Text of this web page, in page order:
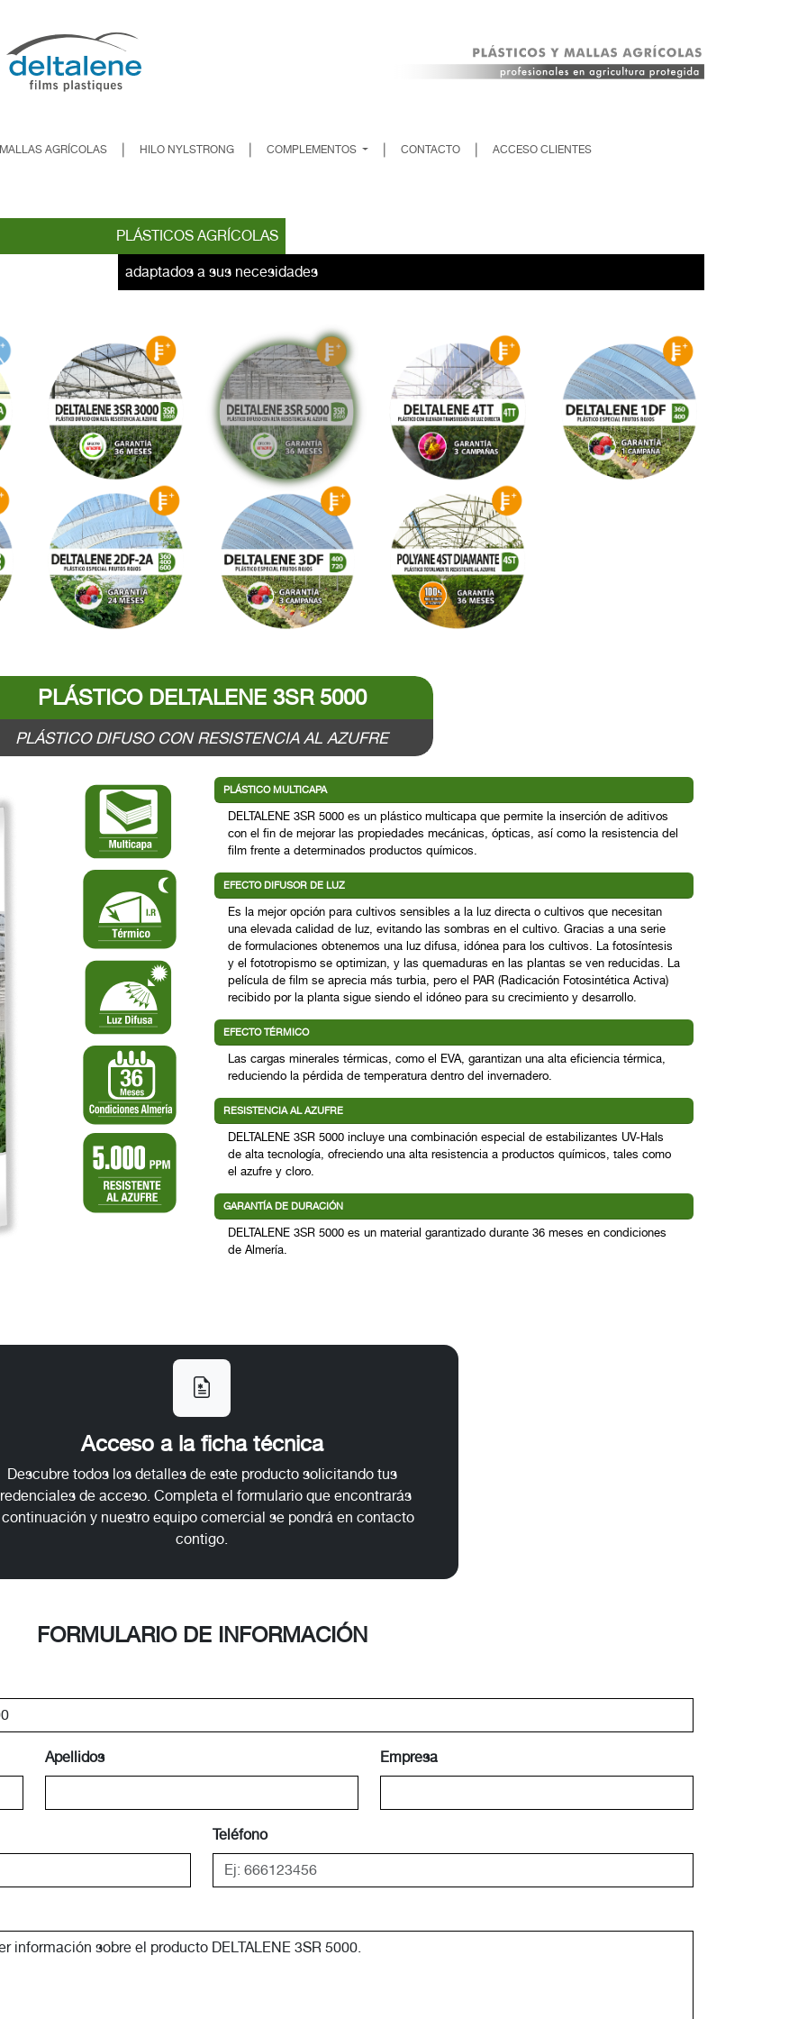
MALLAS AGRÍCOLAS HILO NYLSTRONG COMPLEMENTOS CONTACTO ACCESO CLIENTES
PLÁSTICOS AGRÍCOLAS
adaptados a sus necesidades
PLÁSTICO DELTALENE 3SR 5000
PLÁSTICO DIFUSO CON RESISTENCIA AL AZUFRE
PLÁSTICO MULTICAPA
DELTALENE 3SR 5000 es un plástico multicapa que permite la inserción de aditivos
con el fin de mejorar las propiedades mecánicas, ópticas, así como la resistencia del
film frente a determinados productos químicos.
EFECTO DIFUSOR DE LUZ
Es la mejor opción para cultivos sensibles a la luz directa o cultivos que necesitan
una elevada calidad de luz, evitando las sombras en el cultivo. Gracias a una serie
de formulaciones obtenemos una luz difusa, idónea para los cultivos. La fotosíntesis
y el fototropismo se optimizan, y las quemaduras en las plantas se ven reducidas. La
película de film se aprecia más turbia, pero el PAR (Radicación Fotosintética Activa)
recibido por la planta sigue siendo el idóneo para su crecimiento y desarrollo.
EFECTO TÉRMICO
Las cargas minerales térmicas, como el EVA, garantizan una alta eficiencia térmica,
reduciendo la pérdida de temperatura dentro del invernadero.
RESISTENCIA AL AZUFRE
DELTALENE 3SR 5000 incluye una combinación especial de estabilizantes UV-Hals
de alta tecnología, ofreciendo una alta resistencia a productos químicos, tales como
el azufre y cloro.
GARANTÍA DE DURACIÓN
DELTALENE 3SR 5000 es un material garantizado durante 36 meses en condiciones
de Almería.
Acceso a la ficha técnica
Descubre todos los detalles de este producto solicitando tus
de acceso. Completa el formulario que encontrarás
y nuestro equipo comercial se pondrá en contacto
contigo.
FORMULARIO DE INFORMACIÓN
Apellidos Empresa
Teléfono